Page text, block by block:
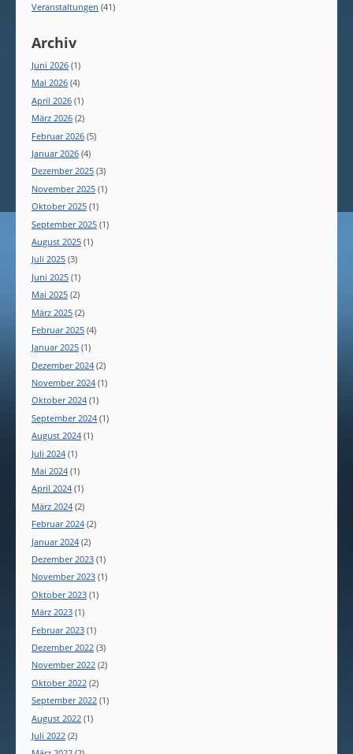
Veranstaltungen (41)
Archiv
Juni 2026 (1)
Mai 2026 (4)
April 2026 (1)
März 2026 (2)
Februar 2026 (5)
Januar 2026 (4)
Dezember 2025 (3)
November 2025 (1)
Oktober 2025 (1)
September 2025 (1)
August 2025 (1)
Juli 2025 (3)
Juni 2025 (1)
Mai 2025 (2)
März 2025 (2)
Februar 2025 (4)
Januar 2025 (1)
Dezember 2024 (2)
November 2024 (1)
Oktober 2024 (1)
September 2024 (1)
August 2024 (1)
Juli 2024 (1)
Mai 2024 (1)
April 2024 (1)
März 2024 (2)
Februar 2024 (2)
Januar 2024 (2)
Dezember 2023 (1)
November 2023 (1)
Oktober 2023 (1)
März 2023 (1)
Februar 2023 (1)
Dezember 2022 (3)
November 2022 (2)
Oktober 2022 (2)
September 2022 (1)
August 2022 (1)
Juli 2022 (2)